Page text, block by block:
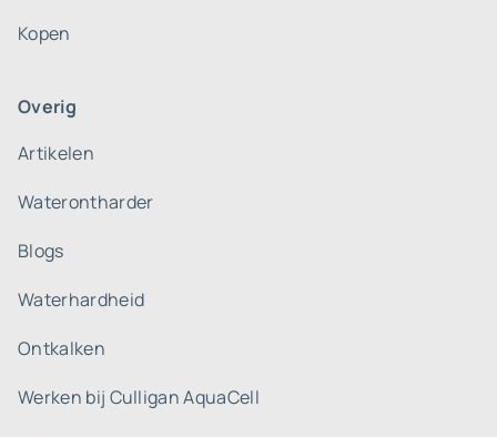
Kopen
Overig
Artikelen
Waterontharder
Blogs
Waterhardheid
Ontkalken
Werken bij Culligan AquaCell